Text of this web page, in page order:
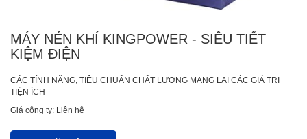
MÁY NÉN KHÍ KINGPOWER - SIÊU TIẾT
KIỆM ĐIỆN
CÁC TÍNH NĂNG, TIÊU CHUẨN CHẤT LƯỢNG MANG LẠI CÁC GIÁ TRỊ
TIỆN ÍCH
Giá công ty: Liên hệ